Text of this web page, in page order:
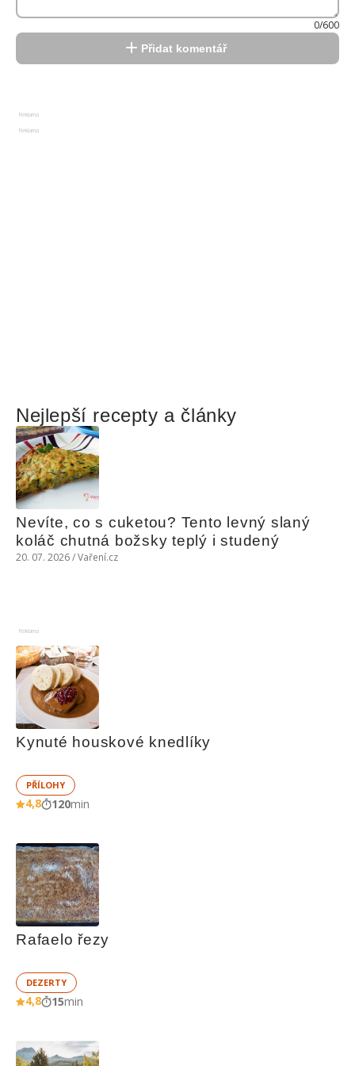
0/600
Přidat komentář
Reklama
Reklama
Nejlepší recepty a články
Nevíte, co s cuketou? Tento levný slaný
koláč chutná božsky teplý i studený
20. 07. 2026 / Vaření.cz
Reklama
Kynuté houskové knedlíky
PŘÍLOHY
4,8 120min
Rafaelo řezy
DEZERTY
4,8 15min